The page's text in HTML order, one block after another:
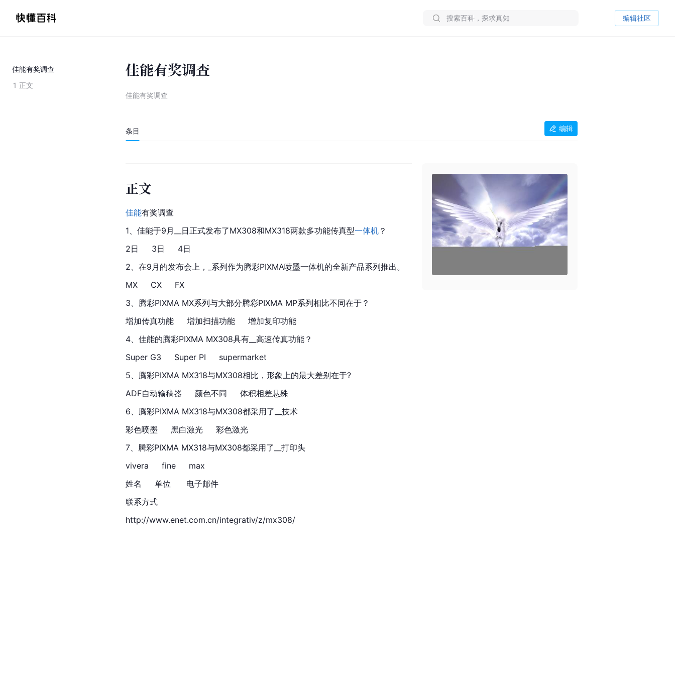
编辑社区
佳能有奖调查
1 正文
佳能有奖调查
佳能有奖调查
条目 编辑
正文
佳能有奖调查
1、佳能于9月__日正式发布了MX308和MX318两款多功能传真型一体机 ？
2日 　 3日 　 4日
2、在9月的发布会上，_系列作为腾彩PIXMA喷墨一体机的全新产品系列推出。
MX 　 CX 　 FX
3、腾彩PIXMA MX系列与大部分腾彩PIXMA MP系列相比不同在于？
增加传真功能 　 增加扫描功能 　 增加复印功能
4、佳能的腾彩PIXMA MX308具有__高速传真功能？
Super G3 　 Super PI 　 supermarket
5、腾彩PIXMA MX318与MX308相比，形象上的最大差别在于?
ADF自动输稿器 　 颜色不同 　 体积相差悬殊
6、腾彩PIXMA MX318与MX308都采用了__技术
彩色喷墨 　 黑白激光 　 彩色激光
7、腾彩PIXMA MX318与MX308都采用了__ 打印头
vivera 　 fine 　 max
姓名 　 单位  　 电子邮件
联系方式
http://www.enet.com.cn/integrativ/z/mx308/